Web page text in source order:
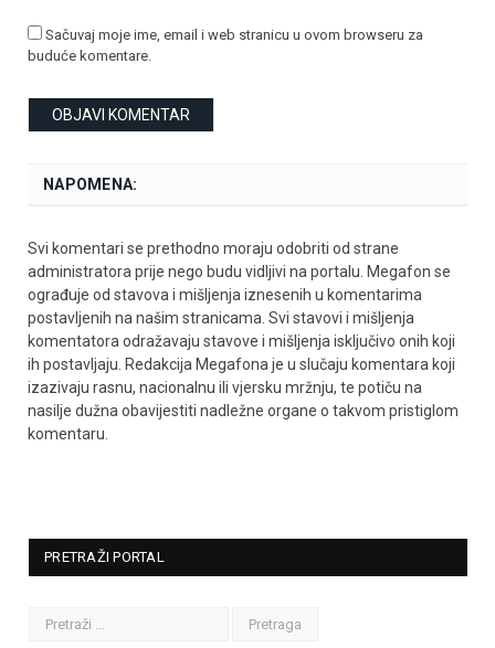
Sačuvaj moje ime, email i web stranicu u ovom browseru za
buduće komentare.
NAPOMENA:
Svi komentari se prethodno moraju odobriti od strane
administratora prije nego budu vidljivi na portalu. Megafon se
ograđuje od stavova i mišljenja iznesenih u komentarima
postavljenih na našim stranicama. Svi stavovi i mišljenja
komentatora odražavaju stavove i mišljenja isključivo onih koji
ih postavljaju. Redakcija Megafona je u slučaju komentara koji
izazivaju rasnu, nacionalnu ili vjersku mržnju, te potiču na
nasilje dužna obavijestiti nadležne organe o takvom pristiglom
komentaru.
PRETRAŽI PORTAL